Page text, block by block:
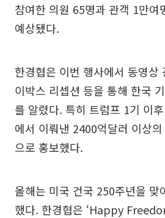
참여한 의원 65명과 관객 1만여
예상됐다.
한경협은 이번 행사에서 동영상
이박스 리셉션 등을 통해 한국
를 알렸다. 특히 트럼프 1기 이
에서 이뤄낸 2400억달러 이상
으로 홍보했다.
올해는 미국 건국 250주년을 맞
했다. 한경협은 ‘Happy